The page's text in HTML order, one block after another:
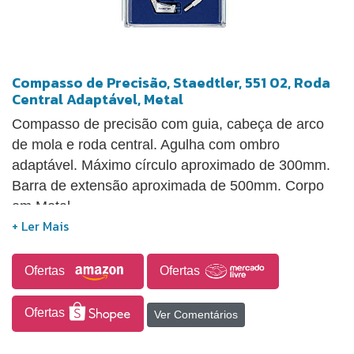
Compasso de Precisão, Staedtler, 551 02, Roda
Central Adaptável, Metal
Compasso de precisão com guia, cabeça de arco
de mola e roda central. Agulha com ombro
adaptável. Máximo círculo aproximado de 300mm.
Barra de extensão aproximada de 500mm. Corpo
em Metal.
Ofertas Ofertas
Ofertas Ver Comentários